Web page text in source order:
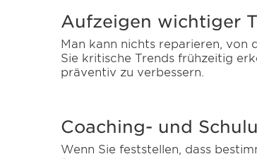
Aufzeigen wichtiger
Man kann nichts reparieren, von
Sie kritische Trends frühzeitig
präventiv zu verbessern.
Coaching- und
Wenn Sie feststellen, dass